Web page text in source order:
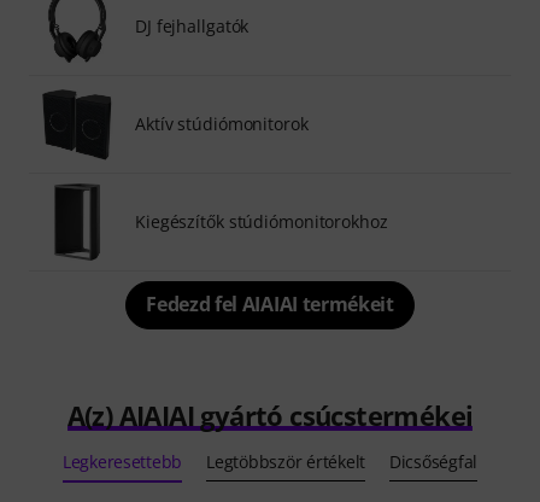
DJ fejhallgatók
Aktív stúdiómonitorok
Kiegészítők stúdiómonitorokhoz
Fedezd fel AIAIAI termékeit
A(z) AIAIAI gyártó csúcstermékei
Legkeresettebb Legtöbbször értékelt Dicsőségfal